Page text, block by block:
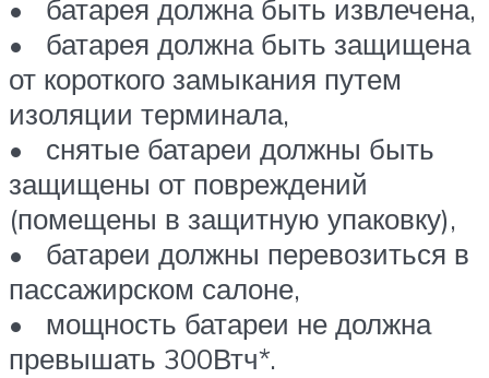
• батарея должна быть извлечена,
• батарея должна быть защищена
от короткого замыкания путем
изоляции терминала,
• снятые батареи должны быть
защищены от повреждений
(помещены в защитную упаковку),
• батареи должны перевозиться в
пассажирском салоне,
• мощность батареи не должна
превышать 300Втч*.